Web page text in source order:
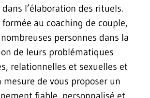
l’élaboration des rituels.
au coaching de couple,
nombreuses personnes dans la
de leurs problématiques
relationnelles et sexuelles et
mesure de vous proposer un
fiable, personnalisé et